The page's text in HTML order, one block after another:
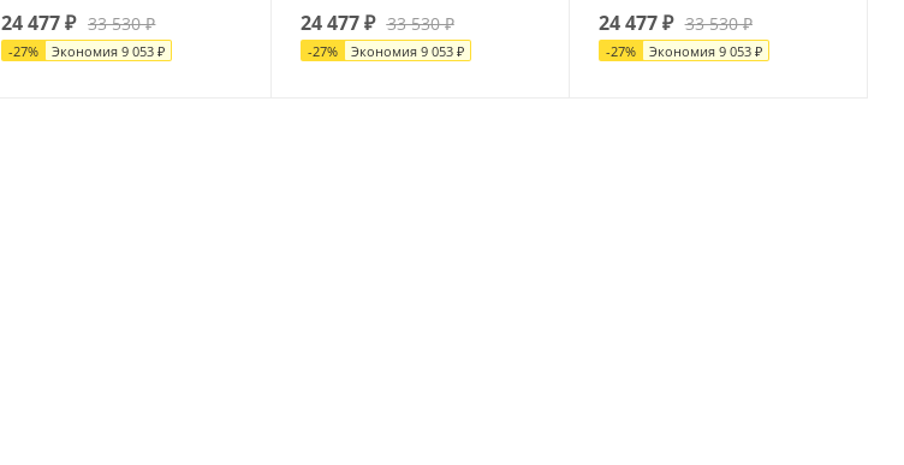
24 477₽ 33 530₽
-27% Экономия9 053 ₽
24 477₽ 33 530₽
-27% Экономия 9 053₽
24 477₽ 33 530₽
-27% Экономия 9 053₽